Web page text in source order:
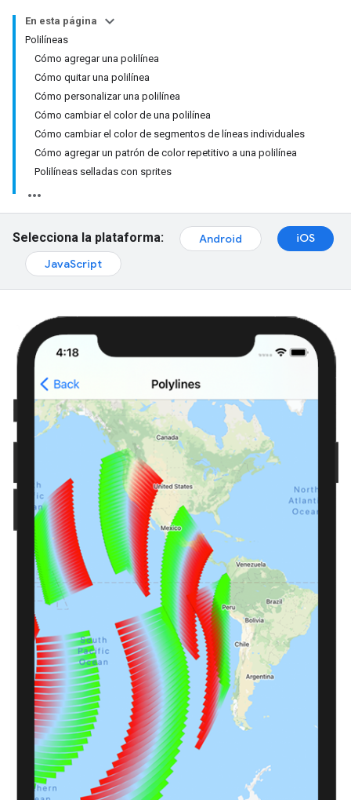
En esta página
Polilíneas
Cómo agregar una polilínea
Cómo quitar una polilínea
Cómo personalizar una polilínea
Cómo cambiar el color de una polilínea
Cómo cambiar el color de segmentos de líneas individuales
Cómo agregar un patrón de color repetitivo a una polilínea
Polilíneas selladas con sprites
Selecciona la plataforma: Android
iOS
JavaScript